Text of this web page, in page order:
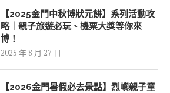
【2025金門中秋博狀元餅】系列活動攻
略｜親子旅遊必玩、機票大獎等你來
博！
2025 年 8 月 27 日
【2026金門暑假必去景點】烈嶼親子童